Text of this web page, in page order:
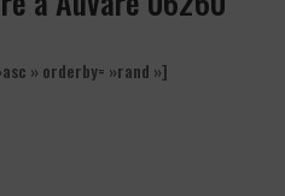
» orderby= »rand »]